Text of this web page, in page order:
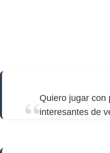
Quiero jugar con
interesantes de